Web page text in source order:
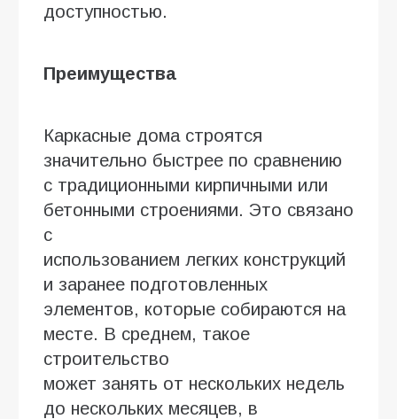
доступностью.
Преимущества
Каркасные дома строятся
значительно быстрее по сравнению
с традиционными кирпичными или
бетонными строениями. Это связано
с
использованием легких конструкций
и заранее подготовленных
элементов, которые собираются на
месте. В среднем, такое
строительство
может занять от нескольких недель
до нескольких месяцев, в